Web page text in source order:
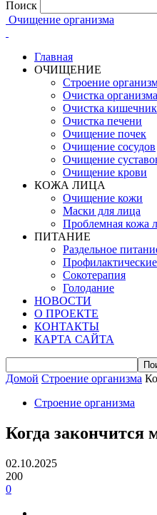
Поиск
Очищение организма
Главная
ОЧИЩЕНИЕ
Строение
Очистка организма
Очистка
Очистка печени
Очищение почек
Очищение сосудов
Очищение
Очищение крови
КОЖА ЛИЦА
Очищение кожи
Маски для лица
Проблемная кожа
ПИТАНИЕ
Раздельное
Сокотерапия
Голодание
НОВОСТИ
О ПРОЕКТЕ
КОНТАКТЫ
КАРТА САЙТА
Домой Строение организма
Строение организма
Когда закончится
02.10.2025
200
0